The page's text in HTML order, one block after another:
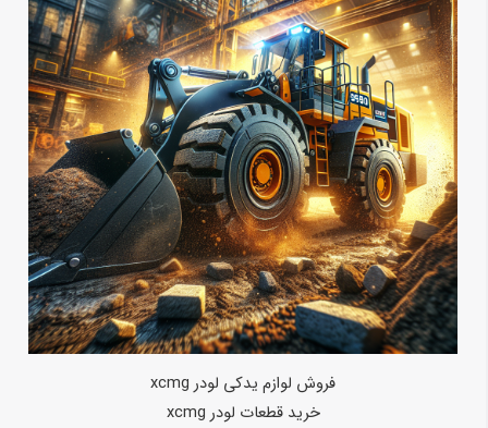
فروش لوازم یدکی لودر xcmg
خرید قطعات لودر xcmg